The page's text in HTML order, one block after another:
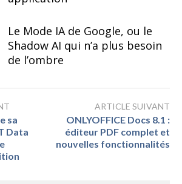
Le Mode IA de Google, ou le
Shadow AI qui n’a plus besoin
de l’ombre
sa
Data
ARTICLE SUIVANT
ONLYOFFICE Docs 8.1 :
éditeur PDF complet et
nouvelles fonctionnalités